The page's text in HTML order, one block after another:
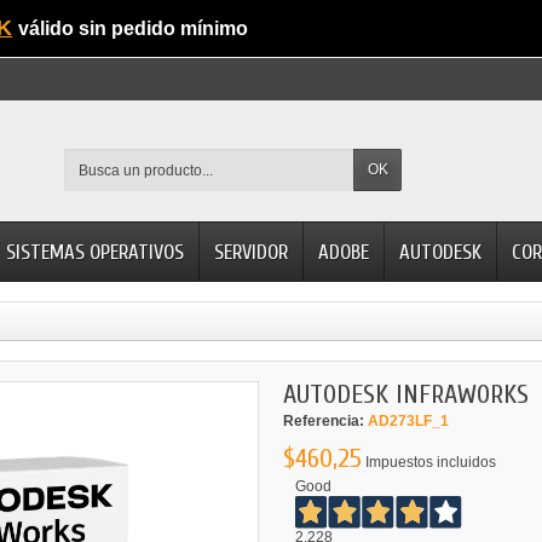
válido sin pedido mínimo
OK
SISTEMAS OPERATIVOS SERVIDOR ADOBE AUTODESK
AUTODESK INFRAWORKS
Referencia: AD273LF_1
$460,25 Impuestos incluidos
Good
2.228